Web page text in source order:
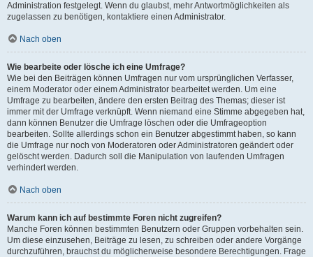
Administration festgelegt. Wenn du glaubst, mehr Antwortmöglichkeiten als
zugelassen zu benötigen, kontaktiere einen Administrator.
Nach oben
Wie bearbeite oder lösche ich eine Umfrage?
Wie bei den Beiträgen können Umfragen nur vom ursprünglichen Verfasser,
einem Moderator oder einem Administrator bearbeitet werden. Um eine
Umfrage zu bearbeiten, ändere den ersten Beitrag des Themas; dieser ist
immer mit der Umfrage verknüpft. Wenn niemand eine Stimme abgegeben hat,
dann können Benutzer die Umfrage löschen oder die Umfrageoption
bearbeiten. Sollte allerdings schon ein Benutzer abgestimmt haben, so kann
die Umfrage nur noch von Moderatoren oder Administratoren geändert oder
gelöscht werden. Dadurch soll die Manipulation von laufenden Umfragen
verhindert werden.
Nach oben
Warum kann ich auf bestimmte Foren nicht zugreifen?
Manche Foren können bestimmten Benutzern oder Gruppen vorbehalten sein.
Um diese einzusehen, Beiträge zu lesen, zu schreiben oder andere Vorgänge
durchzuführen, brauchst du möglicherweise besondere Berechtigungen. Frage